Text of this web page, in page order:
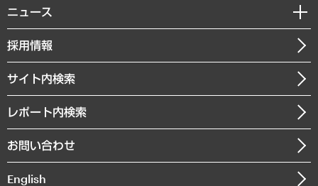
共生・ダイバーシティ
GRC（ガバナンス・リスク・コンプライアンス）・防災（政策）
経済・産業・雇用・労働
まちづくり・観光・交通・スポーツ・スマートシティ
自然資源・農林水産業・食料システム
経営用語集
受託・受注実績（官公庁関連）
メディア掲載・出演
受託案件情報
私たちの想い
社長メッセージ
会社概要
沿革
組織図・本部部室紹介
インドネシア現地法人
ニュース
ニュースリリース
お知らせ
採用情報
サイト内検索
レポート内検索
お問い合わせ
English